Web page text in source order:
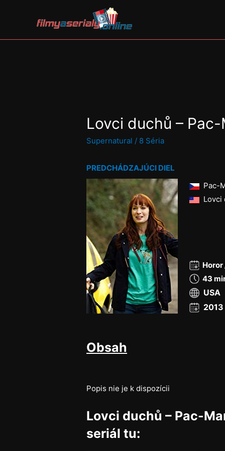
Lovci duchů –
Supernatural / 8 Séria
PREDCHÁDZAJÚCI DIEL
Pac-
Lovci
Horor
43
USA
2013
Obsah
Popis nie je k dispozícii
Lovci duchů – Pac-
seriál tu: